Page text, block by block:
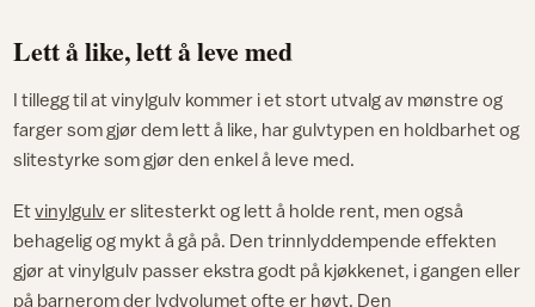
Lett å like, lett å leve med
I tillegg til at vinylgulv kommer i et stort utvalg av mønstre og
farger som gjør dem lett å like, har gulvtypen en holdbarhet og
slitestyrke som gjør den enkel å leve med.
Etvinylgulver slitesterkt og lett å holde rent, men også
behagelig og mykt å gå på. Den trinnlyddempende effekten
gjør at vinylgulv passer ekstra godt på kjøkkenet, i gangen eller
på barnerom der lydvolumet ofte er høyt. Den